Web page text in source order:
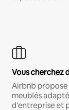
Vous cherchez
Airbnb
meublés
d'entreprise et